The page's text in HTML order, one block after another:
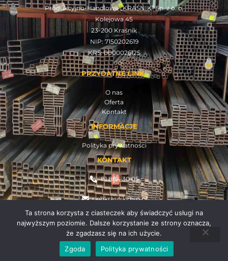
Produkcyjno-Handlowe „KRAŚNIK” Sp. z o. o.
Kolejowa 45
23-200 Kraśnik
NIP: 7150202619
KRS: 0000026125
PRZYDATNE LINKI
O nas
Oferta
Kontakt
INFORMACJE
Polityka prywatności
KONTAKT
81 884 30 05
pphkrasnik@vp.pl
Copyright © 2025
Wykonanie: Agencja Kreatywna ThreeWaves
Ta strona korzysta z ciasteczek aby świadczyć usługi na
najwyższym poziomie. Dalsze korzystanie ze strony oznacza,
że zgadzasz się na ich użycie.
Zgoda
Polityka prywatności